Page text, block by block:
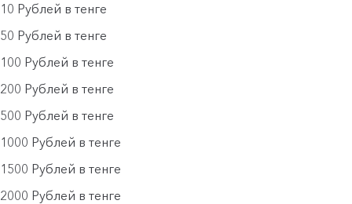
10 Рублей в тенге
50 Рублей в тенге
100 Рублей в тенге
200 Рублей в тенге
500 Рублей в тенге
1000 Рублей в тенге
1500 Рублей в тенге
2000 Рублей в тенге